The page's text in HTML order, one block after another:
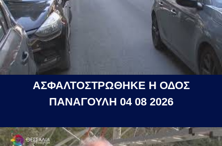
ΑΣΦΑΛΤΟΣΤΡΩΘΗΚΕ Η ΟΔΟΣ
ΠΑΝΑΓΟΥΛΗ 04 08 2026